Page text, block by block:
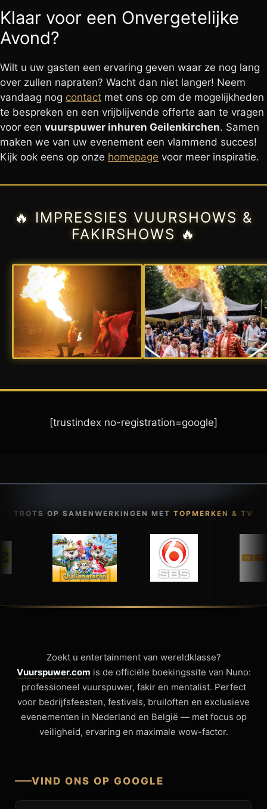
Klaar voor een Onvergetelijke
Avond?
Wilt u uw gasten een ervaring geven waar ze nog lang
over zullen napraten? Wacht dan niet langer! Neem
vandaag nog contact met ons op om de mogelijkheden
te bespreken en een vrijblijvende offerte aan te vragen
voor een vuurspuwer inhuren Geilenkirchen. Samen
maken we van uw evenement een vlammend succes!
Kijk ook eens op onze homepage voor meer inspiratie.
🔥 IMPRESSIES VUURSHOWS &
FAKIRSHOWS 🔥
[trustindex no-registration=google]
TROTS OP SAMENWERKINGEN MET TOPMERKEN & TV
Zoekt u entertainment van wereldklasse?
Vuurspuwer.com is de officiële boekingssite van Nuno:
professioneel vuurspuwer, fakir en mentalist. Perfect
voor bedrijfsfeesten, festivals, bruiloften en exclusieve
evenementen in Nederland en België — met focus op
veiligheid, ervaring en maximale wow-factor.
VIND ONS OP GOOGLE